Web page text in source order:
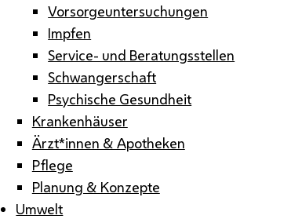
Vorsorgeuntersuchungen
Impfen
Service- und Beratungsstellen
Schwangerschaft
Psychische Gesundheit
Krankenhäuser
Ärzt*innen & Apotheken
Pflege
Planung & Konzepte
Umwelt